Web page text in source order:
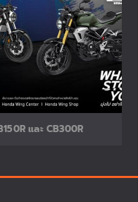
และ CB300R